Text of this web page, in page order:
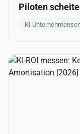
Piloten
KI